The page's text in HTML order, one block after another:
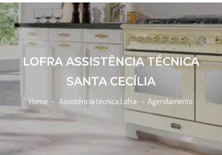
LOFRA ASSISTÊNCIA TÉCNICA
SANTA CECÍLIA
Home - Assistência técnica Lofra - Agendamento